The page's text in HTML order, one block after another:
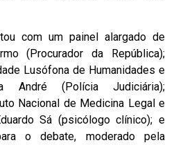
com um painel alargado de
(Procurador da República);
Lusófona de Humanidades e
André (Polícia Judiciária);
Nacional de Medicina Legal e
Sá (psicólogo clínico); e
o debate, moderado pela